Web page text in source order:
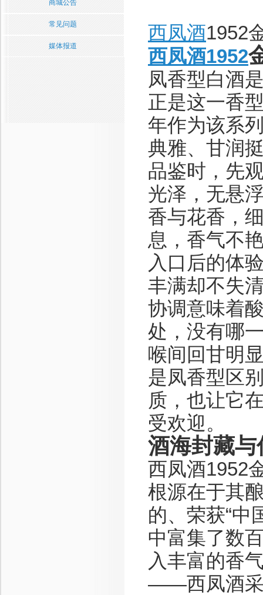
商城公告
常见问题
媒体报道
西凤酒1952
西凤酒1952
凤香型白酒
正是这一香
年作为该系
典雅、甘润
品鉴时，先
光泽，无悬
香与花香，
息，香气不
入口后的体
丰满却不失
协调意味着
处，没有哪
喉间回甘明
是凤香型区
质，也让它
受欢迎。
酒海封藏
西凤酒1952
根源在于其
的、荣获“中
中富集了数
入丰富的香
——西凤酒采